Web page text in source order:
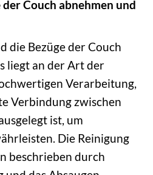
Couch abnehmen und
die Bezüge der Couch
liegt an der Art der
Verarbeitung,
Verbindung zwischen
ist, um
Die Reinigung
beschrieben durch